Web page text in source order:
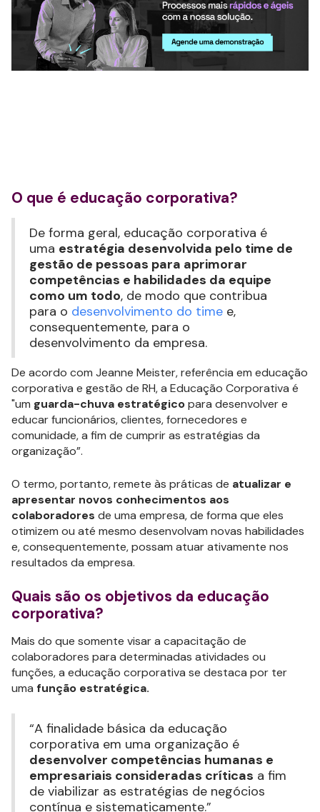
O que é educação corporativa?
De forma geral, educação corporativa é
uma estratégia desenvolvida pelo time de
gestão de pessoas para aprimorar
competências e habilidades da equipe
como um todo, de modo que contribua
para o desenvolvimento do time e,
consequentemente, para o
desenvolvimento da empresa.
De acordo com Jeanne Meister, referência em educação
corporativa e gestão de RH, a Educação Corporativa é
"um guarda-chuva estratégicopara desenvolver e
educar funcionários, clientes, fornecedores e
comunidade, a fim de cumprir as estratégias da
organização”.
O termo, portanto, remete às práticas de atualizar e
apresentar novos conhecimentos aos
colaboradores de uma empresa, de forma que eles
otimizem ou até mesmo desenvolvam novas habilidades
e, consequentemente, possam atuar ativamente nos
resultados da empresa.
Quais são os objetivos da educação
corporativa?
Mais do que somente visar a capacitação de
colaboradores para determinadas atividades ou
funções, a educação corporativa se destaca por ter
uma função estratégica.
“A finalidade básica da educação
corporativa em uma organização é
desenvolver competências humanas e
empresariais consideradas críticas a fim
de viabilizar as estratégias de negócios
contínua e sistematicamente.”